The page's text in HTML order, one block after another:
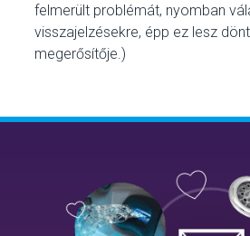
felmerült problémát, nyomban
visszajelzésekre, épp ez lesz
megerősítője.)